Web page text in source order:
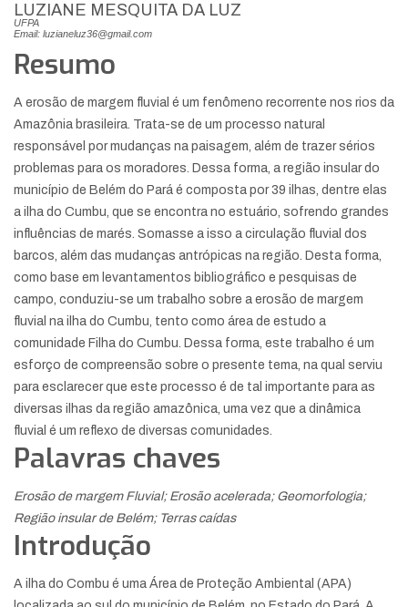
LUZIANE MESQUITA DA LUZ
UFPA
Email: luzianeluz36@gmail.com
Resumo
A erosão de margem fluvial é um fenômeno recorrente nos rios da
Amazônia brasileira. Trata-se de um processo natural
responsável por mudanças na paisagem, além de trazer sérios
problemas para os moradores. Dessa forma, a região insular do
município de Belém do Pará é composta por 39 ilhas, dentre elas
a ilha do Cumbu, que se encontra no estuário, sofrendo grandes
influências de marés. Somasse a isso a circulação fluvial dos
barcos, além das mudanças antrópicas na região. Desta forma,
como base em levantamentos bibliográfico e pesquisas de
campo, conduziu-se um trabalho sobre a erosão de margem
fluvial na ilha do Cumbu, tento como área de estudo a
comunidade Filha do Cumbu. Dessa forma, este trabalho é um
esforço de compreensão sobre o presente tema, na qual serviu
para esclarecer que este processo é de tal importante para as
diversas ilhas da região amazônica, uma vez que a dinâmica
fluvial é um reflexo de diversas comunidades.
Palavras chaves
Erosão de margem Fluvial; Erosão acelerada; Geomorfologia;
Região insular de Belém; Terras caídas
Introdução
A ilha do Combu é uma Área de Proteção Ambiental (APA)